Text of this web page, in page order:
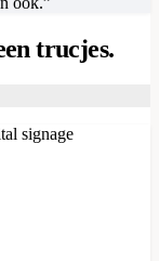
trucjes.
signage